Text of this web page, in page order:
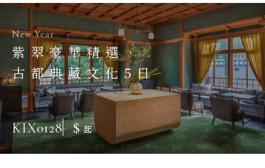
New Year
紫翠豪華精選．
古都典藏文化5日
KIX0128 $起